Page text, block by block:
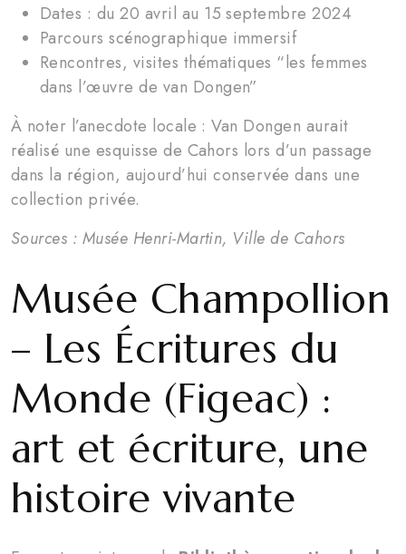
Dates : du 20 avril au 15 septembre 2024
Parcours scénographique immersif
Rencontres, visites thématiques “les femmes
dans l’œuvre de van Dongen”
À noter l’anecdote locale : Van Dongen aurait
réalisé une esquisse de Cahors lors d’un passage
dans la région, aujourd’hui conservée dans une
collection privée.
Sources : Musée Henri-Martin, Ville de Cahors
Musée Champollion
– Les Écritures du
Monde (Figeac) :
art et écriture, une
histoire vivante